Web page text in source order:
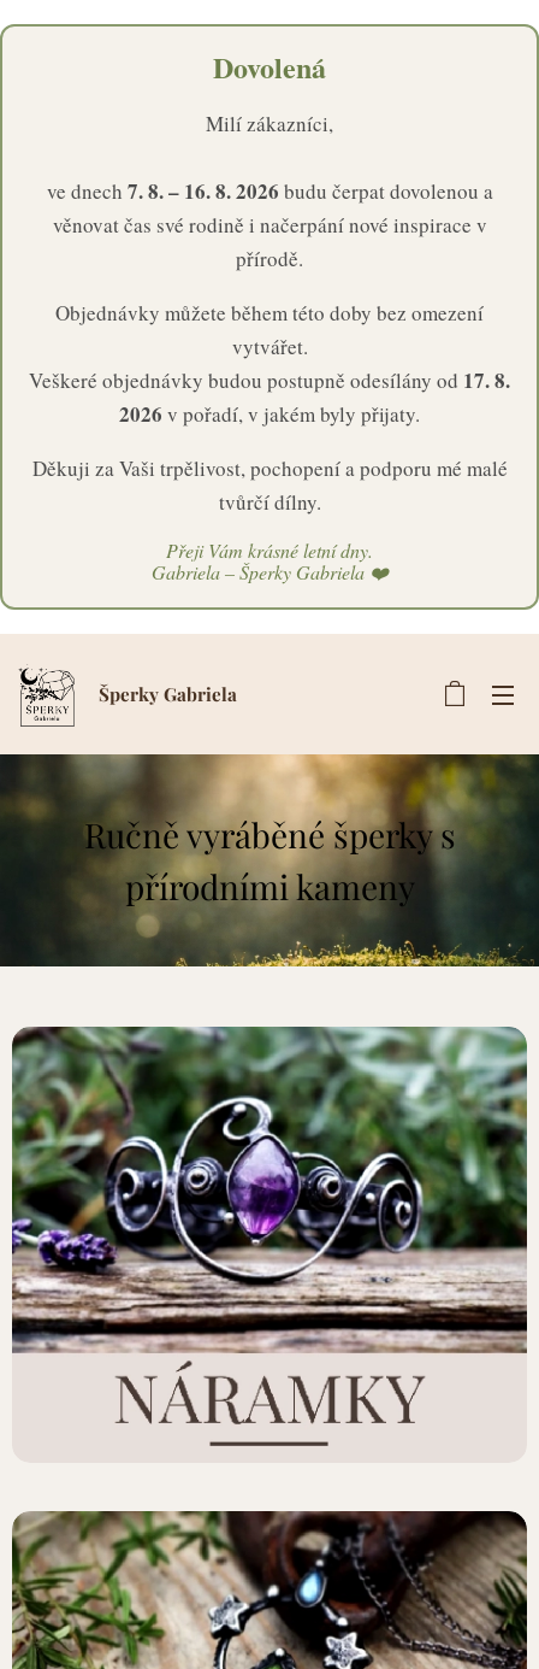
Dovolená
Milí zákazníci,
ve dnech 7. 8. – 16. 8. 2026 budu čerpat dovolenou a
věnovat čas své rodině i načerpání nové inspirace v
přírodě.
Objednávky můžete během této doby bez omezení
vytvářet.
Veškeré objednávky budou postupně odesílány od 17. 8.
2026 v pořadí, v jakém byly přijaty.
Děkuji za Vaši trpělivost, pochopení a podporu mé malé
tvůrčí dílny.
Přeji Vám krásné letní dny.
Gabriela – Šperky Gabriela ❤️
Šperky Gabriela
Ručně vyráběné šperky s
přírodními kameny